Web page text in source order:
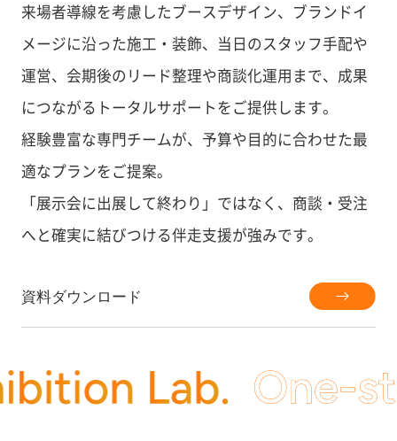
来場者導線を考慮したブースデザイン、ブランドイ
メージに沿った施工・装飾、当日のスタッフ手配や
運営、 会期後のリード整理や商談化運用まで、成果
につながるトータルサポートをご提供します。
経験豊富な専門チームが、予算や目的に合わせた最
適なプランをご提案。
「展示会に出展して終わり」ではなく、商談・受注
へと確実に結びつける伴走支援が強みです。
資料ダウンロード